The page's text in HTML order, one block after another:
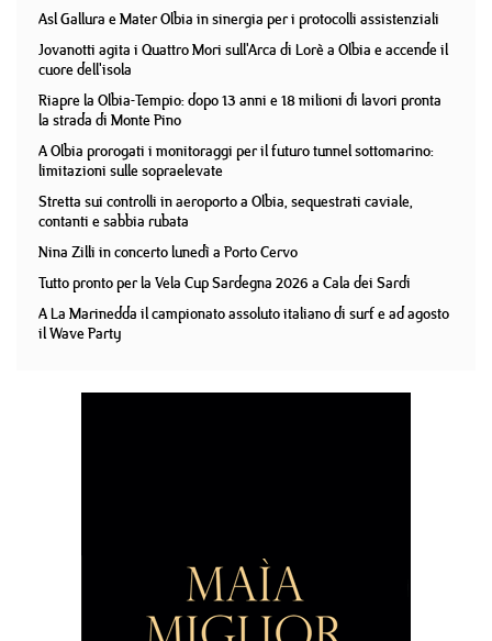
Asl Gallura e Mater Olbia in sinergia per i protocolli assistenziali
Jovanotti agita i Quattro Mori sull'Arca di Lorè a Olbia e accende il
cuore dell'isola
Riapre la Olbia-Tempio: dopo 13 anni e 18 milioni di lavori pronta
la strada di Monte Pino
A Olbia prorogati i monitoraggi per il futuro tunnel sottomarino:
limitazioni sulle sopraelevate
Stretta sui controlli in aeroporto a Olbia, sequestrati caviale,
contanti e sabbia rubata
Nina Zilli in concerto lunedì a Porto Cervo
Tutto pronto per la Vela Cup Sardegna 2026 a Cala dei Sardi
A La Marinedda il campionato assoluto italiano di surf e ad agosto
il Wave Party